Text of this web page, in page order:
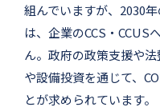
組んでいますが、2030
は、企業のCCS・CCUS
ん。政府の政策支援や
や設備投資を通じて、
とが求められています。